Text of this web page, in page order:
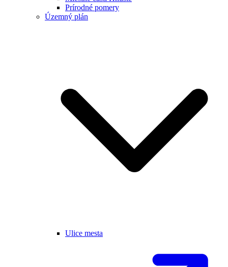
Prírodné pomery
Územný plán
Ulice mesta